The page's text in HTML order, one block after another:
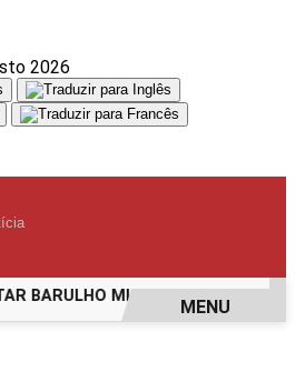
2026
MISTERIOSO VINDO DO
MENU